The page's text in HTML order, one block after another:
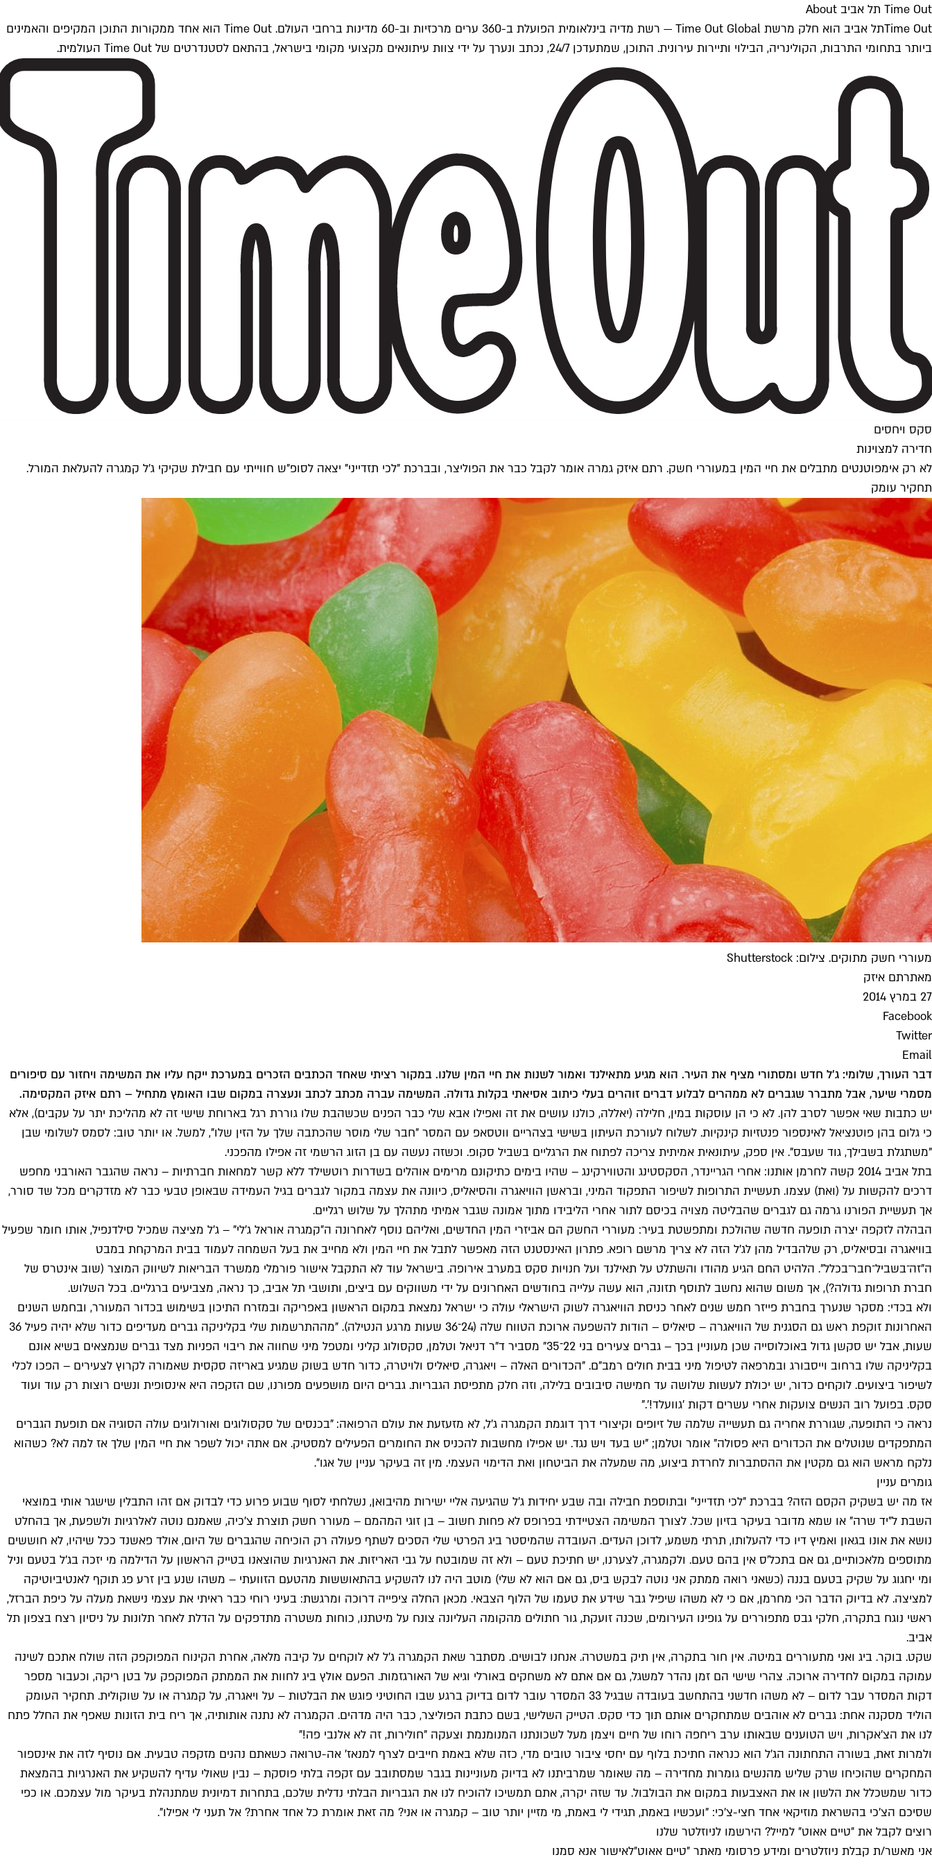
Time Out תל אביב About
Time Outתל אביב הוא חלק מרשת Time Out Global — רשת מדיה בינלאומית הפועלת ב-360 ערים מרכזיות וב-60 מדינות ברחבי העולם. Time Out הוא אחד ממקורות התוכן המקיפים והאמינים
ביותר בתחומי התרבות, הקולינריה, הבילוי ותיירות עירונית. התוכן, שמתעדכן 24/7, נכתב ונערך על ידי צוות עיתונאים מקצועי מקומי בישראל, בהתאם לסטנדרטים של Time Out העולמית.
סקס ויחסים
חדירה למצוינות
לא רק אימפוטנטים מתבלים את חיי המין במעוררי חשק. רתם איזק גמרה אומר לקבל כבר את הפוליצר, ובברכת "לכי תזדייני" יצאה לסופ"ש חווייתי עם חבילת שקיקי ג'ל קמגרה להעלאת המורל.
תחקיר עומק
מעוררי חשק מתוקים. צילום: Shutterstock
מאתרתם איזק
27 במרץ 2014
Facebook
Twitter
Email
דבר העורך, שלומי: ג'ל חדש ומסתורי מציף את העיר. הוא מגיע מתאילנד ואמור לשנות את חיי המין שלנו. במקור רציתי שאחד הכתבים הזכרים במערכת ייקח עליו את המשימה ויחזור עם סיפורים
מסמרי שיער, אבל מתברר שגברים לא ממהרים לבלוע דברים זוהרים בעלי כיתוב אסיאתי בקלות גדולה. המשימה עברה מכתב לכתב ונעצרה במקום שבו האומץ מתחיל – רתם איזק המקסימה.
יש כתבות שאי אפשר לסרב להן. לא כי הן עוסקות במין, חלילה (יאללה, כולנו עושים את זה ואפילו אבא שלי כבר הפנים שכשהבת שלו גוררת רגל בארוחת שישי זה לא מהליכת יתר על עקבים), אלא
כי גלום בהן פוטנציאל לאינספור פנטזיות קינקיות. לשלוח לעורכת העיתון בשישי בצהריים ווטסאפ עם המסר "חבר שלי מוסר שהכתבה שלך על הזין שלו", למשל. או יותר טוב: לסמס לשלומי שבן
"משתגלת בשבילך, גוד שעבס". אין ספק, עיתונאית אמיתית צריכה לפתוח את הרגליים בשביל סקופ. וכשזה נעשה עם בן הזוג הרשמי זה אפילו מהפכני.
בתל אביב 2014 קשה לחרמן אותנו: אחרי הגריינדר, הסקסטינג והטווירקינג – שהיו בימים כתיקונם מרימים אוהלים בשדרות רוטשילד ללא קשר למחאות חברתיות – נראה שהגבר האורבני מחפש
דרכים להקשות על (ואת) עצמו. תעשיית התרופות לשיפור התפקוד המיני, ובראשן הוויאגרה והסיאליס, כיוונה את עצמה במקור לגברים בגיל העמידה שבאופן טבעי כבר לא מזדקרים מכל שד סורר,
אך תעשיית הפורנו גרמה גם לגברים שהבליטה מצויה בכיסם לתור אחרי הליבידו מתוך אמונה שגבר אמיתי מתהלך על שלוש רגליים.
הבהלה לזקפה יצרה תופעה חדשה שהולכת ומתפשטת בעיר: מעוררי החשק הם אביזרי המין החדשים, ואליהם נוסף לאחרונה ה"קמגרה אוראל ג'לי" – ג'ל מציצה שמכיל סילדנפיל, אותו חומר שפעיל
בוויאגרה ובסיאליס, רק שלהבדיל מהן לג'ל הזה לא צריך מרשם רופא. פתרון האינסטנט הזה מאפשר לתבל את חיי המין ולא מחייב את בעל השמחה לעמוד בבית המרקחת במבט
ה"זה־בשביל־חבר־בכלל". הלהיט החם הגיע מהודו והשתלט על תאילנד ועל חנויות סקס במערב אירופה. בישראל עוד לא התקבל אישור פורמלי ממשרד הבריאות לשיווק המוצר (שוב אינטרס של
חברת תרופות גדולה?), אך משום שהוא נחשב לתוסף תזונה, הוא עשה עלייה בחודשים האחרונים על ידי משווקים עם ביצים, ותושבי תל אביב, כך נראה, מצביעים ברגליים. בכל השלוש.
ולא בכדי: מסקר שנערך בחברת פייזר חמש שנים לאחר כניסת הוויאגרה לשוק הישראלי עולה כי ישראל נמצאת במקום הראשון באפריקה ובמזרח התיכון בשימוש בכדור המעורר, ובחמש השנים
האחרונות זוקפת ראש גם הסגנית של הוויאגרה – סיאליס – הודות להשפעה ארוכת הטווח שלה (24־36 שעות מרגע הנטילה). "מההתרשמות שלי בקליניקה גברים מעדיפים כדור שלא יהיה פעיל 36
שעות, אבל יש סקשן גדול באוכלוסייה שכן מעוניין בכך – גברים צעירים בני 22־35" מסביר ד"ר דניאל וטלמן, סקסולוג קליני ומטפל מיני שחווה את ריבוי הפניות מצד גברים שנמצאים בשיא אונם
בקליניקה שלו ברחוב וייסבורג ובמרפאה לטיפול מיני בבית חולים רמב"ם. "הכדורים האלה – ויאגרה, סיאליס ולויטרה, כדור חדש בשוק שמגיע באריזה סקסית שאמורה לקרוץ לצעירים – הפכו לכלי
לשיפור ביצועים. לוקחים כדור, יש יכולת לעשות שלושה עד חמישה סיבובים בלילה, וזה חלק מתפיסת הגבריות. גברים היום מושפעים מפורנו, שם הזקפה היא אינסופית ונשים רוצות רק עוד ועוד
סקס. בפועל רוב הנשים צועקות אחרי עשרים דקות 'גוועלד!'."
נראה כי התופעה, שגוררת אחריה גם תעשייה שלמה של זיופים וקיצורי דרך דוגמת הקמגרה ג'ל, לא מזעזעת את עולם הרפואה: "בכנסים של סקסולוגים ואורולוגים עולה הסוגיה אם תופעת הגברים
המתפקדים שנוטלים את הכדורים היא פסולה" אומר וטלמן; "יש בעד ויש נגד. יש אפילו מחשבות להכניס את החומרים הפעילים למסטיק. אם אתה יכול לשפר את חיי המין שלך אז למה לא? כשהוא
נלקח מראש הוא גם מקטין את ההסתברות לחרדת ביצוע, מה שמעלה את הביטחון ואת הדימוי העצמי. מין זה בעיקר עניין של אגו".
גומרים עניין
אז מה יש בשקיק הקסם הזה? בברכת "לכי תזדייני" ובתוספת חבילה ובה שבע יחידות ג'ל שהגיעה אליי ישירות מהיבואן, נשלחתי לסוף שבוע פרוע כדי לבדוק אם זהו התבלין שישגר אותי במוצאי
השבת ל"יד שרה" או שמא מדובר בעיקר בזיון שכל. לצורך המשימה הצטיידתי בפרופס לא פחות חשוב – בן זוגי המהמם – מעורר חשק תוצרת צ'כיה, שאמנם נוטה לאלרגיות ולשפעת, אך בהחלט
נושא את אונו בגאון ואמיץ דיו כדי להעלותו, תרתי משמע, לדוכן העדים. העובדה שהמיסטר ביג הפרטי שלי הסכים לשתף פעולה רק הוכיחה שהגברים של היום, אולד פאשנד ככל שיהיו, לא חוששים
מתוספים מלאכותיים, גם אם בתכל'ס אין בהם טעם. ולקמגרה, לצערנו, יש חתיכת טעם – ולא זה שמובטח על גבי האריזות. את האנרגיות שהוצאנו בטייק הראשון על הדילמה מי יזכה בג'ל בטעם וניל
ומי יחגוג על שקיק בטעם בננה (כשאני רואה ממתק אני נוטה לבקש ביס, גם אם הוא לא שלי) מוטב היה לנו להשקיע בהתאוששות מהטעם הזוועתי – משהו שנע בין זרע פג תוקף לאנטיביוטיקה
למציצה. לא בדיוק הדבר הכי מחרמן, אם כי לא משהו שיפיל גבר שידע את טעמו של הלוף הצבאי. מכאן החלה ציפייה דרוכה ומרגשת: בעיני רוחי כבר ראיתי את עצמי נישאת מעלה על כיפת הברזל,
ראשי נוגח בתקרה, חלקי גבס מתפוררים על גופינו העירומים, שכנה זועקת, גור חתולים מהקומה העליונה צונח על מיטתנו, כוחות משטרה מתדפקים על הדלת לאחר תלונות על ניסיון רצח בצפון תל
אביב.
שקט. בוקר. ביג ואני מתעוררים במיטה. אין חור בתקרה, אין תיק במשטרה. אנחנו לבושים. מסתבר שאת הקמגרה ג'ל לא לוקחים על קיבה מלאה, אחרת הקינוח המפוקפק הזה שולח אתכם לשינה
עמוקה במקום לחדירה ארוכה. צהרי שישי הם זמן נהדר למשגל, גם אם אתם לא משחקים באורלי וגיא של האורגזמות. הפעם אולץ ביג לחוות את הממתק המפוקפק על בטן ריקה, וכעבור מספר
דקות המסדר עבר לדום – לא משהו חדשני בהתחשב בעובדה שבגיל 33 המסדר עובר לדום בדיוק ברגע שבו החוטיני פוגש את הבלטות – על ויאגרה, על קמגרה או על שוקולית. תחקיר העומק
הוליד מסקנה אחת: גברים לא אוהבים שמתחקרים אותם תוך כדי סקס. הטייק השלישי, בשם כתבת הפוליצר, כבר היה מדהים. הקמגרה לא נתנה אותותיה, אך ריח בית הזונות שאפף את החלל פתח
לנו את הצ'אקרות, ויש הטוענים שבאותו ערב ריחפה רוחו של חיים ויצמן מעל לשכונתנו המנומנמת וצעקה "חולירות, זה לא אלנבי פה!"
ולמרות זאת, בשורה התחתונה הג'ל הוא כנראה חתיכת בלוף עם יחסי ציבור טובים מדי, כזה שלא באמת חייבים לצרף למנאז' אה-טרואה כשאתם נהנים מזקפה טבעית. אם נוסיף לזה את אינספור
המחקרים שהוכיחו שרק שליש מהנשים גומרות מחדירה – מה שאומר שמרביתנו לא בדיוק מעוניינות בגבר שמסתובב עם זקפה בלתי פוסקת – נבין שאולי עדיף להשקיע את האנרגיות בהמצאת
כדור שמשכלל את הלשון או את האצבעות במקום את הבולבול. עד שזה יקרה, אתם תמשיכו להוכיח לנו את הגבריות הבלתי נדלית שלכם, בתחרות דמיונית שמתנהלת בעיקר מול עצמכם. או כפי
שסיכם הצ'כי בהשראת מוזיקאי אחד חצי-צ'כי: "ועכשיו באמת, תגידי לי באמת, מי מזיין יותר טוב – קמגרה או אני? מה זאת אומרת כל אחד אחרת? אל תעני לי אפילו".
רוצים לקבל את ״טיים אאוט״ למייל? הירשמו לניוזלטר שלנו
אני מאשר/ת קבלת ניוזלטרים ומידע פרסומי מאתר ״טיים אאוט״לאישור אנא סמנו